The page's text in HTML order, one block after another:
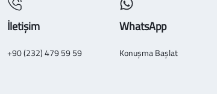
İletişim
+90 (232) 479 59 59
WhatsApp
Konuşma Başlat